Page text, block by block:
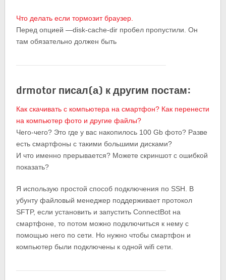
Что делать если тормозит браузер.
Перед опцией —disk-cache-dir пробел пропустили. Он
там обязательно должен быть
drmotor писал(а) к другим постам:
Как скачивать с компьютера на смартфон? Как перенести
на компьютер фото и другие файлы?
Чего-чего? Это где у вас накопилось 100 Gb фото? Разве
есть смартфоны с такими большими дисками?
И что именно прерывается? Можете скриншот с ошибкой
показать?
Я использую простой способ подключения по SSH. В
убунту файловый менеджер поддерживает протокол
SFTP, если установить и запустить ConnectBot на
смартфоне, то потом можно подключиться к нему с
помощью него по сети. Но нужно чтобы смартфон и
компьютер были подключены к одной wifi сети.